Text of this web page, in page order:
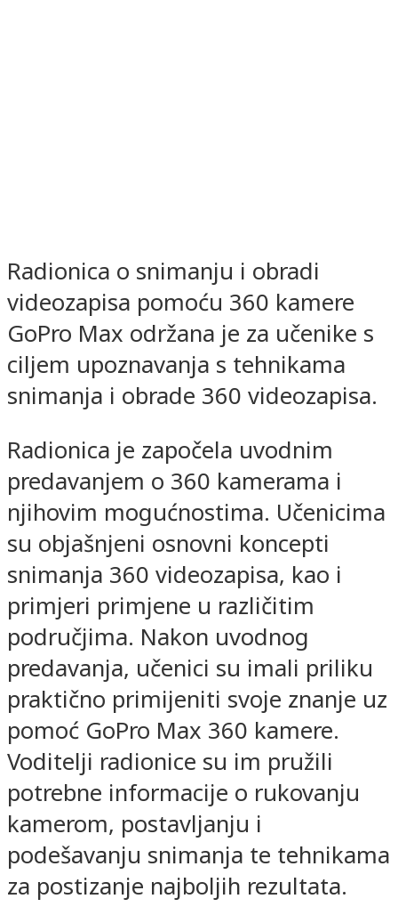
Radionica o snimanju i obradi
videozapisa pomoću 360 kamere
GoPro Max održana je za učenike s
ciljem upoznavanja s tehnikama
snimanja i obrade 360 videozapisa.
Radionica je započela uvodnim
predavanjem o 360 kamerama i
njihovim mogućnostima. Učenicima
su objašnjeni osnovni koncepti
snimanja 360 videozapisa, kao i
primjeri primjene u različitim
područjima. Nakon uvodnog
predavanja, učenici su imali priliku
praktično primijeniti svoje znanje uz
pomoć GoPro Max 360 kamere.
Voditelji radionice su im pružili
potrebne informacije o rukovanju
kamerom, postavljanju i
podešavanju snimanja te tehnikama
za postizanje najboljih rezultata.